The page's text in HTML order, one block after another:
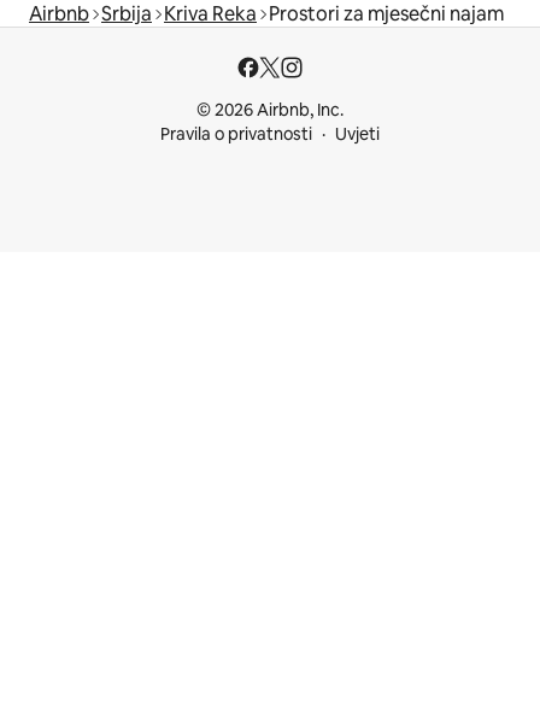
Airbnb Srbija Kriva Reka Prostori za mjesečni najam
© 2026 Airbnb, Inc.
Pravila o privatnosti
Uvjeti